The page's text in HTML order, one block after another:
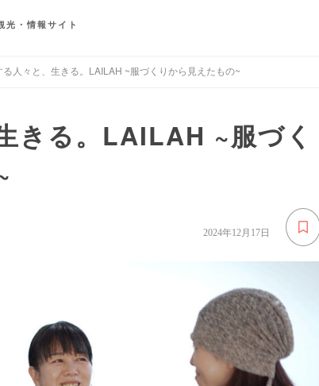
光・情報サイト
る人々と、生きる。LAILAH ~服づくりから見えたもの~
きる。LAILAH ~服づく
2024年12月17日